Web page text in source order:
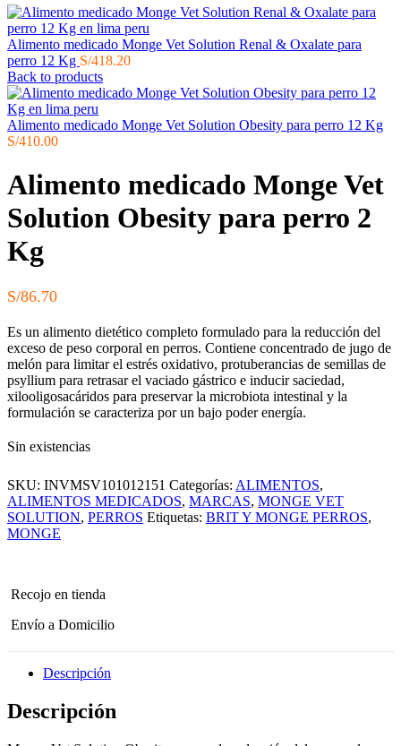
Alimento medicado Monge Vet Solution Renal & Oxalate para
perro 12 Kg S/418.20
Back to products
Alimento medicado Monge Vet Solution Obesity para perro 12 Kg
S/410.00
Alimento medicado Monge Vet
Solution Obesity para perro 2
Kg
S/86.70
Es un alimento dietético completo formulado para la reducción del
exceso de peso corporal en perros. Contiene concentrado de jugo de
melón para limitar el estrés oxidativo, protuberancias de semillas de
psyllium para retrasar el vaciado gástrico e inducir saciedad,
xilooligosacáridos para preservar la microbiota intestinal y la
formulación se caracteriza por un bajo poder energía.
Sin existencias
SKU: INVMSV101012151 Categorías: ALIMENTOS,
ALIMENTOS MEDICADOS, MARCAS, MONGE VET
SOLUTION, PERROS Etiquetas: BRIT Y MONGE PERROS,
MONGE
Recojo en tienda
Envío a Domicilio
Descripción
Descripción